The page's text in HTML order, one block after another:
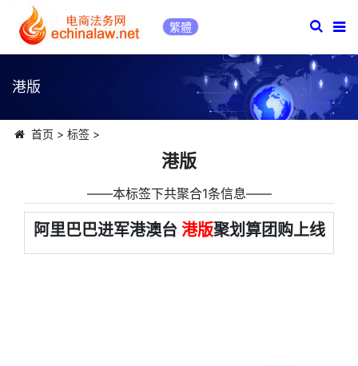
繁體
港版
首页 > 标签>
港版
――本标签下共聚合1条信息――
阿里巴巴进军港澳台 港版聚划算团购上线